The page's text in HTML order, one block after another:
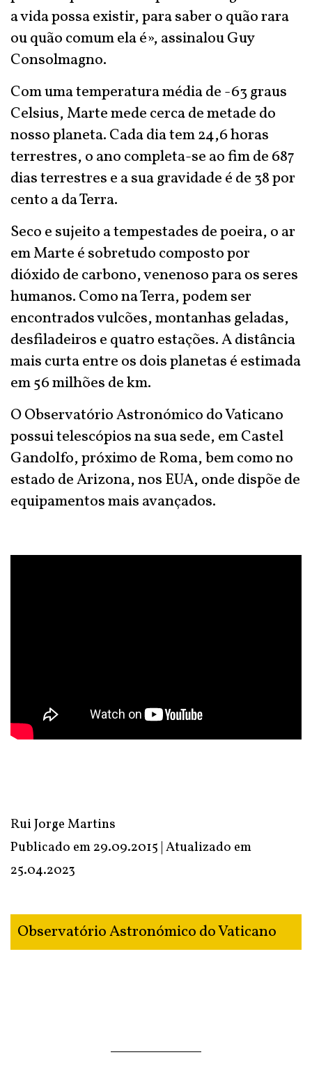
a vida possa existir, para saber o quão rara
ou quão comum ela é», assinalou Guy
Consolmagno.
Com uma temperatura média de -63 graus
Celsius, Marte mede cerca de metade do
nosso planeta. Cada dia tem 24,6 horas
terrestres, o ano completa-se ao fim de 687
dias terrestres e a sua gravidade é de 38 por
cento a da Terra.
Seco e sujeito a tempestades de poeira, o ar
em Marte é sobretudo composto por
dióxido de carbono, venenoso para os seres
humanos. Como na Terra, podem ser
encontrados vulcões, montanhas geladas,
desfiladeiros e quatro estações. A distância
mais curta entre os dois planetas é estimada
em 56 milhões de km.
O Observatório Astronómico do Vaticano
possui telescópios na sua sede, em Castel
Gandolfo, próximo de Roma, bem como no
estado de Arizona, nos EUA, onde dispõe de
equipamentos mais avançados.
Rui Jorge Martins
Publicado em 29.09.2015 | Atualizado em
25.04.2023
Observatório Astronómico do Vaticano